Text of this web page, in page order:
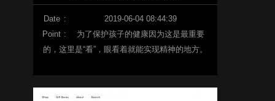
Date :
2019-06-04 08:44:39
Point :
为了保护孩子的健康因为这是最重要
的，这里是“看”，眼看着就能实现精神的地方。
以往的学术经验，值得信赖的医生、医疗机构。